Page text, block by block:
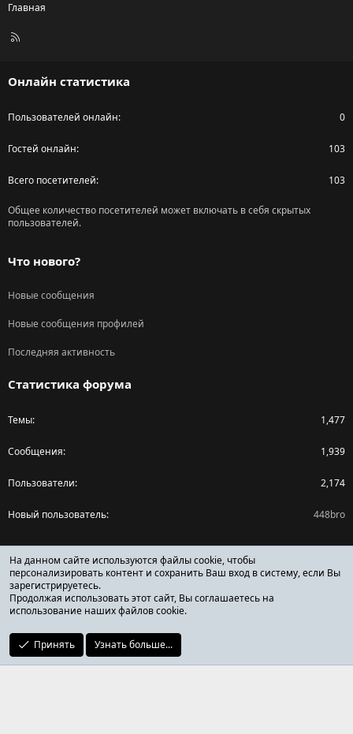
Главная
R
Онлайн статистика
Пользователей онлайн 0
Гостей онлайн 103
Всего посетителей 103
Общее количество посетителей может включать в себя скрытых
пользователей.
Что нового?
Новые сообщения
Новые сообщения профилей
Последняя активность
Статистика форума
Темы 1,477
Сообщения 1,939
Пользователи 2,174
Новый пользователь 448bro
Поделиться страницей
Facebook
X (Twitter)
Reddit
ОТЗЫВЫ ОНЛАЙН ФОРУМ
На данном сайте используются файлы cookie, чтобы
персонализировать контент и сохранить Ваш вход в систему, если Вы
зарегистрируетесь.
Продолжая использовать этот сайт, Вы соглашаетесь на
использование наших файлов cookie.
Принять Узнать больше...